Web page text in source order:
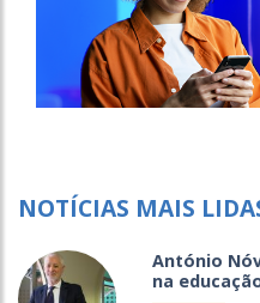
NOTÍCIAS MAIS
António
na